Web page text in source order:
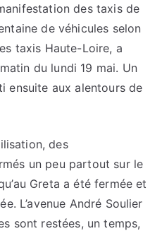
des taxis de
de véhicules selon
taxis Haute-Loire, a
du lundi 19 mai. Un
ensuite aux alentours de
des
un peu partout sur le
Greta a été fermée et
L’avenue André Soulier
sont restées, un temps,